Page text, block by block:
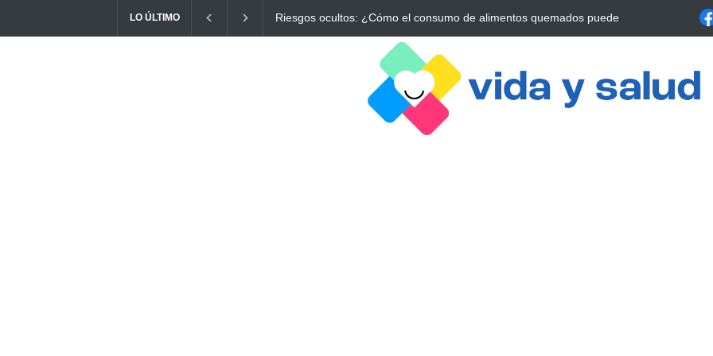
LO ÚLTIMO Ayuno Digital: La Estrategia Esencial para Mejorar tu Bienestar La conexión vital